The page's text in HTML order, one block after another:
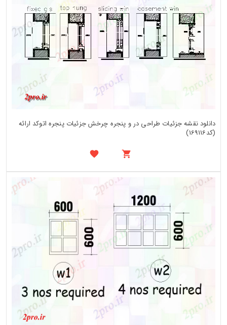
دانلود نقشه جزئیات طراحی در و پنجره چرخش جزئیات پنجره اتوکد ارائه
(کد169116)